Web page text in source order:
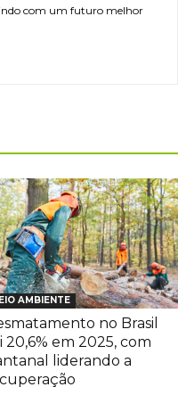
com um futuro melhor
AMBIENTE
no Brasil
20,6% em 2025, com
liderando a